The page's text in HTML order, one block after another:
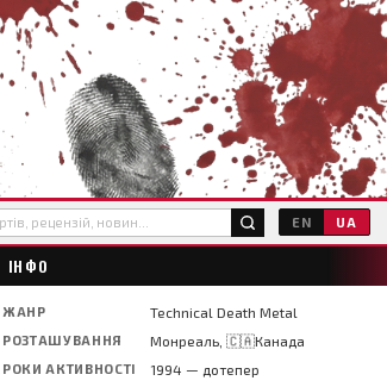
EN UA
ІНФО
ЖАНР Technical Death Metal
РОЗТАШУВАННЯ Монреаль, 🇨🇦Канада
РОКИ АКТИВНОСТІ 1994 — дотепер